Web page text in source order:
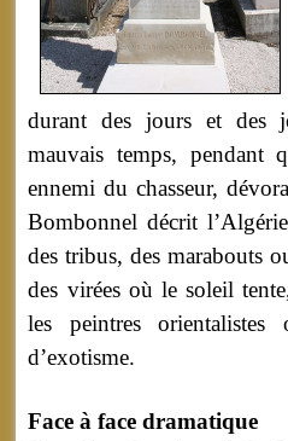
durant des jours et des
mauvais temps, pendant
ennemi du chasseur,
Bombonnel décrit
des tribus, des marabouts
des virées où le soleil
les peintres
d’exotisme.
Face à face dramatique